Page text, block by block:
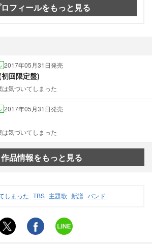
フィールをもっと見る
2017年05月31日発売
回限定盤)
は気づいてしまった
2017年05月31日発売
は気づいてしまった
作品情報をもっと見る
しまった TBS 主題歌 新譜 バンド